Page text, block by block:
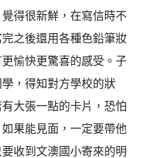
得很新鮮，在寫信時不
之後還用各種色鉛筆妝
愉快更驚喜的感受。子
，得知對方學校的狀
大張一點的卡片，恐怕
果能見面，一定要帶他
收到文澳國小寄來的明